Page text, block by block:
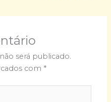
será publicado.
com *